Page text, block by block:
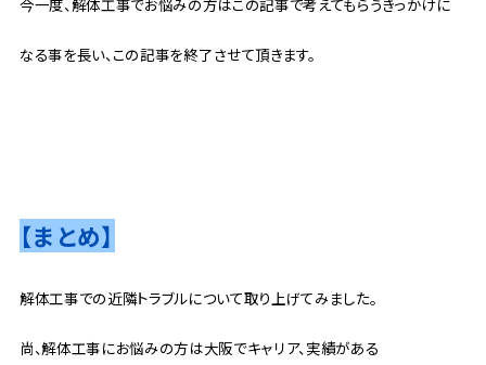
なる事を長い、この記事を終了させて頂きます。
【まとめ】
解体工事での近隣トラブルについて取り上げてみました。
尚、解体工事にお悩みの方は大阪でキャリア、実績がある